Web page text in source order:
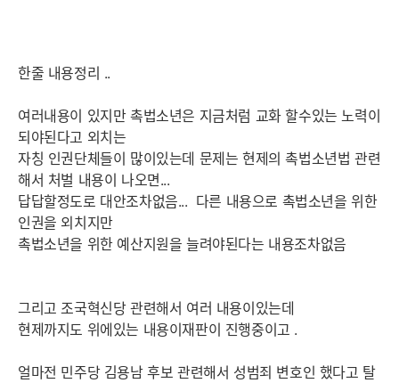
한줄 내용정리 ..
여러내용이 있지만 촉법소년은 지금처럼 교화 할수있는 노력이
되야된다고 외치는
자칭 인권단체들이 많이있는데 문제는 현제의 촉법소년법 관련
해서 처벌 내용이 나오면...
답답할정도로 대안조차없음... 다른 내용으로 촉법소년을 위한
인권을 외치지만
촉법소년을 위한 예산지원을 늘려야된다는 내용조차없음
그리고 조국혁신당 관련해서 여러 내용이있는데
현제까지도 위에있는 내용이재판이 진행중이고 .
얼마전 민주당 김용남 후보 관련해서 성범죄 변호인 했다고 탈